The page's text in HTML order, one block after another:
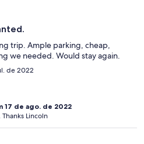
trip. Ample parking, cheap,
we needed. Would stay again.
de 2022
17 de ago. de 2022
Lincoln